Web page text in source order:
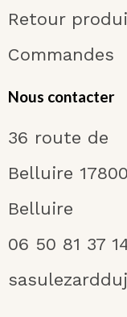
Retour
Commandes
Nous contacter
36 route de
Belluire 17800
Belluire
06 50 81 37